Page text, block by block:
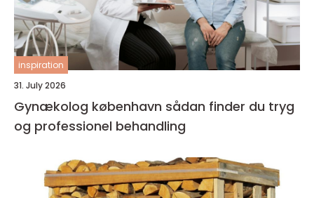
inspiration
31. July 2026
Gynækolog københavn sådan finder du tryg
og professionel behandling